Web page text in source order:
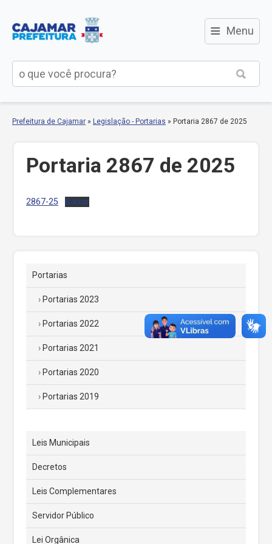
≡ Menu
Prefeitura de Cajamar » Legislação - Portarias » Portaria 2867 de 2025
Portaria 2867 de 2025
2867-25 Baixar
Portarias
Portarias 2023
Portarias 2022
Portarias 2021
Portarias 2020
Portarias 2019
Leis Municipais
Decretos
Leis Complementares
Servidor Público
Lei Orgânica